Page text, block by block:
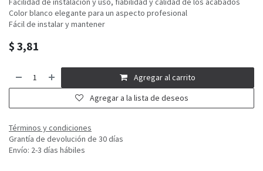
Color blanco elegante para un aspecto profesional
Fácil de instalar y mantener
$3,81
Agregar al carrito
Agregar a la lista de deseos
Términos y condiciones
Grantía de devolución de 30 días
Envío: 2-3 días hábiles